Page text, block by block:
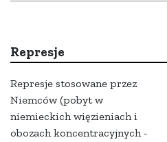
Represje
Represje stosowane przez
Niemców (pobyt w
niemieckich więzieniach i
obozach koncentracyjnych -